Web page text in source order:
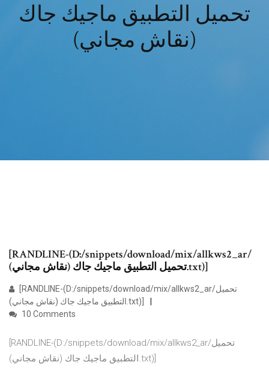
تحميل التطبيق ماجيك جاك
(نقاش مجاني)
[RANDLINE-(D:/snippets/download/mix/allkws2_ar/
تحميل التطبيق ماجيك جاك (نقاش مجاني).txt)]
[RANDLINE-(D:/snippets/download/mix/allkws2_ar/تحميل
التطبيق ماجيك جاك (نقاش مجاني).txt)]
10 Comments
[RANDLINE-(D:/snippets/download/mix/allkws2_ar/تحميل
التطبيق ماجيك جاك (نقاش مجاني).txt)]